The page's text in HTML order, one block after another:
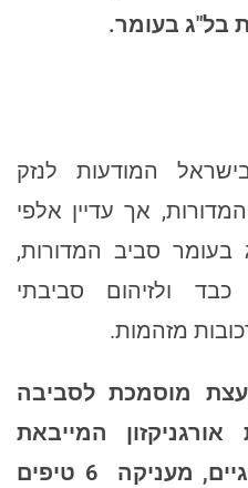
בל"ג בעומר.
המודעות לנזק
אך עדיין אלפי
סביב המדורות,
כבד ולזיהום סביבתי
מזהמות.
מוסמכת לסביבה
המייבאת
ומשווקת מוצרים אקולוגיים, מעניקה 6 טיפים